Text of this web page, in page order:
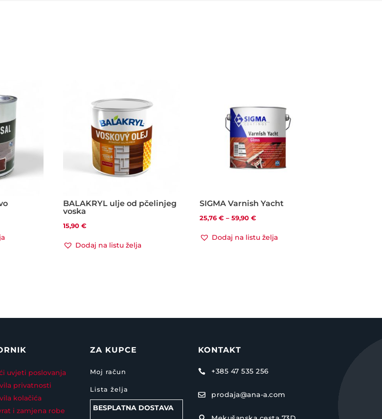
BALAKRYL ulje od pčelinjeg
voska
15,90€
Dodaj na listu želja
SIGMA Varnish Yacht
25,76€ – 59,90€Raspon
Dodaj na listu želja
uvjeti poslovanja
privatnosti
kolačića
i zamjena robe
ZA KUPCE
Moj račun
Lista želja
BESPLATNA DOSTAVA
KONTAKT
 +385 47 535 256
 prodaja@ana-a.com